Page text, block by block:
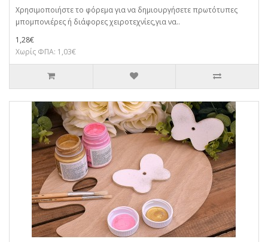
Χρησιμοποιήστε το φόρεμα για να δημιουργήσετε πρωτότυπες
μπομπονιέρες ή διάφορες χειροτεχνίες,για να..
1,28€
Χωρίς ΦΠΑ: 1,03€